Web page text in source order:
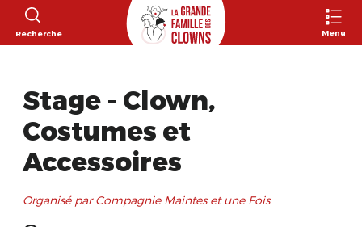
Recherche Menu
Stage - Clown,
Costumes et
Accessoires
Organisé par Compagnie Maintes et une Fois